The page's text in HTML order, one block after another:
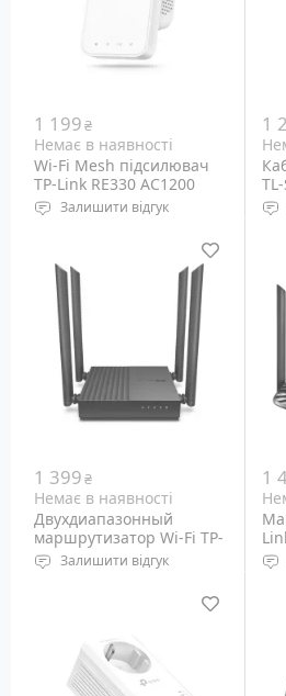
1 199₴
Немає в наявності
Wi-Fi Mesh підсилювач
TP-Link RE330 AC1200
Залишити відгук
Wi-Fi: 5 GHz 802.11ac/n/a,
2.4 GHz 802.11b/g/n
Порти: Ethernet 10/100M,
RJ-45 - 1 шт
1
1 399₴
Немає в наявності
Двухдиапазонный
маршрутизатор Wi-Fi TP-
Link Archer A64
Залишити відгук
Wi-Fi: 5 GHz 802.11ac/n/a,
Порти: Ethernet 10/100M,
RJ-45 - 1+4 шт
1